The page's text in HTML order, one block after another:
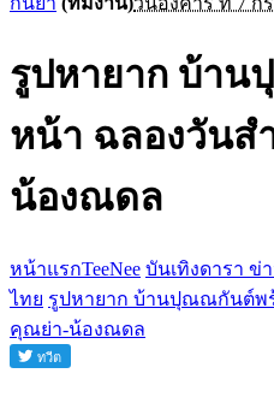
รูปหายาก บ้า
หน้า ฉลองวัน
น้องณดล
หน้าแรกTeeNee บันเทิงดารา ข่
ไทย รูปหายาก บ้านปุณณกันต์พ
คุณย่า-น้องณดล